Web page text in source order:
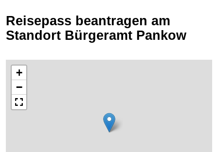
Reisepass beantragen am
Standort Bürgeramt Pankow
+
−